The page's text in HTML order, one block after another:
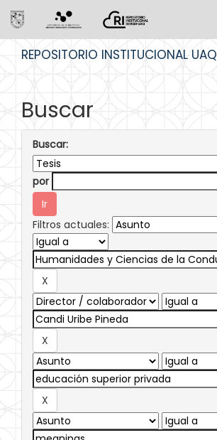
REPOSITORIO INSTITUCIONAL UAQ
Buscar
Buscar:
por
Filtros actuales: